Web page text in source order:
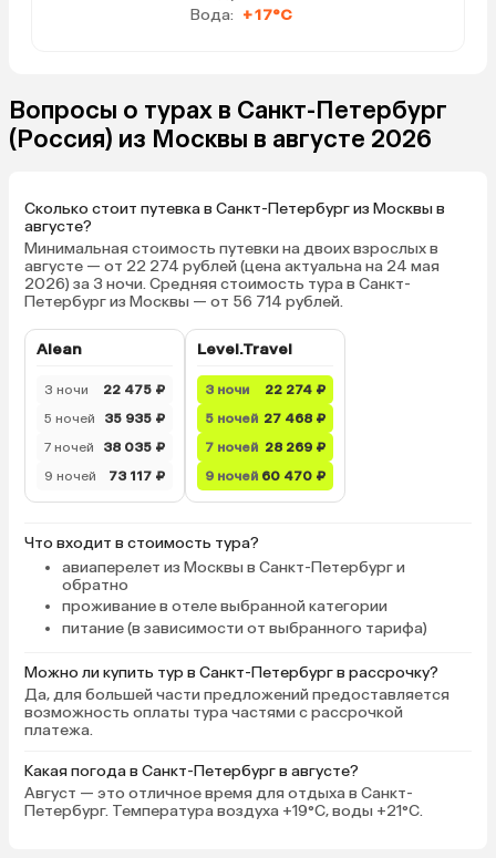
чая, маленьких шоколадок. 4
уборка и смена полотенец (если
оставишь на полу). Постельное
удобные! Отдыхала великолепно!
Завтраки проходили в кафе с
приятным интерьером. Всегда все
свежее! Постоянно следили за
наличием ассортимента и
пополняли. Уверена, что среди
представленного ассортимента
блюд можно было выбрать, что
поесть: овсяная каша на молоке,
яйца вареные, скрембл, омлет,
сосиски двух видов, котлетки,
тефтельки, тушеная фасоль,
картофельные треугольнички-
сыра, колбас, красной рыбы
(тунец, лосось, форель), салаты с
зеленью, огурцы, помидоры,
болгарский перец, листья салата,
творог, йогурты, молоко и хлопья.
хлеба, круассанов. Из напитков:
кофе, чаи, соки, детокс-соки,
молоко. Несколько видов
шоколадная паста. Всегда
фрукты: яблоки, апельсины,
грейпфруты, мандарины, груши,
Вода: +17°C
Вопросы о турах в Санкт-Петербург
(Россия) из Москвы в августе 2026
Сколько стоит путевка в Санкт-Петербург из Москвы в
августе?
Минимальная стоимость путевки на двоих взрослых в
августе — от 22 274 рублей (цена актуальна на 24 мая
2026) за 3 ночи. Средняя стоимость тура в Санкт-
Петербург из Москвы — от 56 714 рублей.
Alean
3 ночи
22 475 ₽
5 ночей
35 935 ₽
7 ночей
38 035 ₽
9 ночей
73 117 ₽
Level.Travel
3 ночи
22 274 ₽
5 ночей 27 468 ₽
7 ночей 28 269 ₽
9 ночей 60 470 ₽
Что входит в стоимость тура?
авиаперелет из Москвы в Санкт-Петербург и
обратно
проживание в отеле выбранной категории
питание (в зависимости от выбранного тарифа)
Можно ли купить тур в Санкт-Петербург в рассрочку?
Да, для большей части предложений предоставляется
возможность оплаты тура частями с рассрочкой
платежа.
Какая погода в Санкт-Петербург в августе?
Август — это отличное время для отдыха в Санкт-
Петербург. Температура воздуха +19°C, воды +21°C.